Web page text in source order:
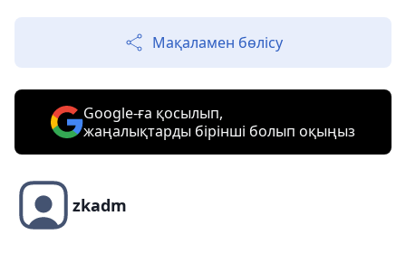
Мақаламен бөлісу
Google-ға қосылып,
жаңалықтарды бірінші болып оқыңыз
zkadm